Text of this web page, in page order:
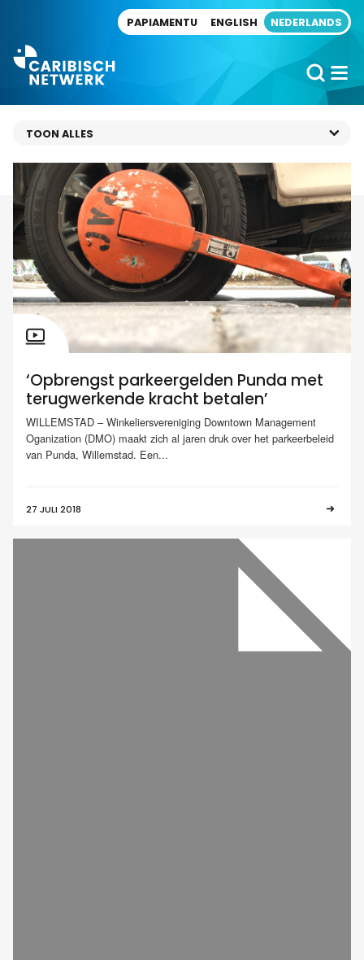
PAPIAMENTU ENGLISH NEDERLANDS
‘Opbrengst parkeergelden Punda met
terugwerkende kracht betalen’
WILLEMSTAD – Winkeliersvereniging Downtown Management
Oganization (DMO) maakt zich al jaren druk over het parkeerbeleid
van Punda, Willemstad. Een...
27 JULI 2018